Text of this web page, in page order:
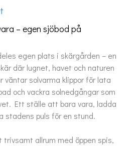
– egen sjöbod på
egen plats i skärgården – en
där lugnet, havet och naturen
solvarma klippor för lata
och vackra solnedgångar som
Ett ställe att bara vara, ladda
stadens puls för en stund.
trivsamt allrum med öppen spis,